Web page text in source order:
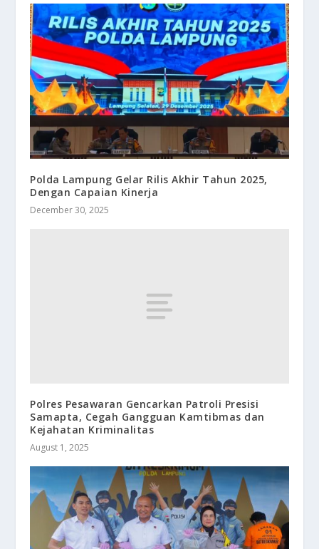
Polda Lampung Gelar Rilis Akhir Tahun 2025,
Dengan Capaian Kinerja
December 30, 2025
Polres Pesawaran Gencarkan Patroli Presisi
Samapta, Cegah Gangguan Kamtibmas dan
Kejahatan Kriminalitas
August 1, 2025